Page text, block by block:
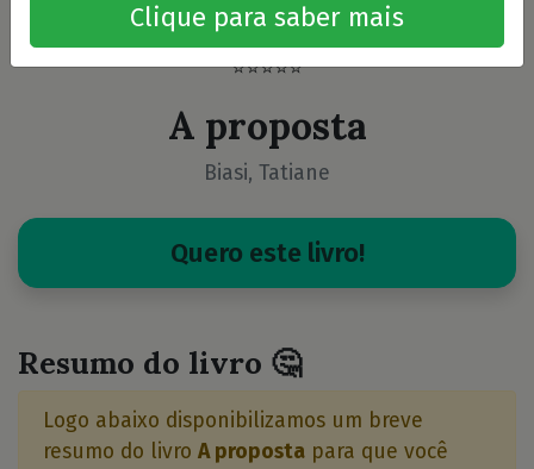
⭐⭐⭐⭐⭐
A proposta
Biasi, Tatiane
Quero este livro!
Resumo do livro 🤔
Logo abaixo disponibilizamos um breve
resumo do livro A proposta para que você
Clique para saber mais